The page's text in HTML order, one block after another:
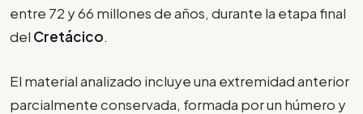
entre 72 y 66 millones de años, durante la etapa final
del Cretácico.
El material analizado incluye una extremidad anterior
parcialmente conservada, formada por un húmero y